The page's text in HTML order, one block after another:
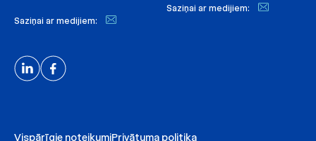
Saziņai ar medijiem:
Saziņai ar medijiem:
Vispārīgie noteikumiPrivātuma politika